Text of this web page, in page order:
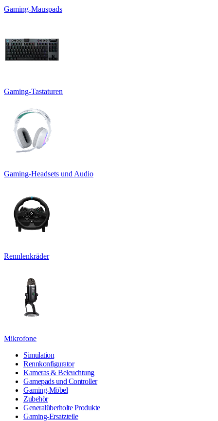
Gaming-Mauspads
Gaming-Tastaturen
Gaming-Headsets und Audio
Rennlenkräder
Mikrofone
Simulation
Rennkonfigurator
Kameras & Beleuchtung
Gamepads und Controller
Gaming-Möbel
Zubehör
Generalüberholte Produkte
Gaming-Ersatzteile